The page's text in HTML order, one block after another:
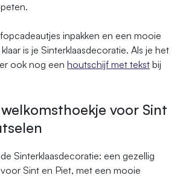
inpakken en een mooie
is je Sinterklaasdecoratie. Als je het
ook nog een houtschijf met tekst bij
voor Sint
Sinterklaasdecoratie: een gezellig
Sint en Piet, met een mooie